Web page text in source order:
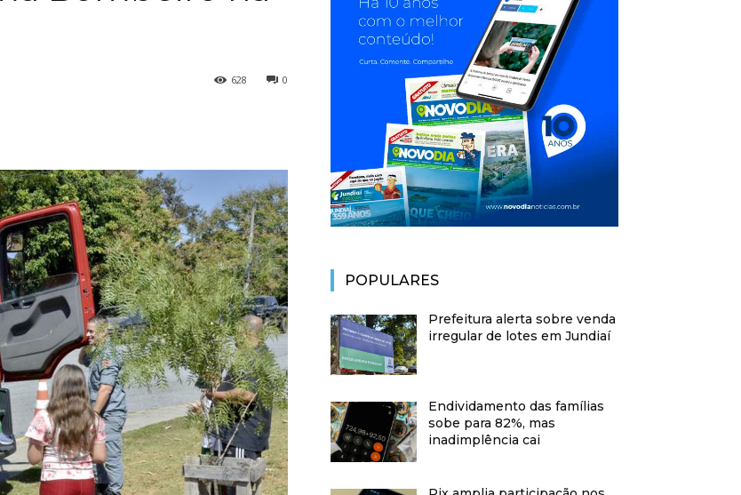
0
628
POPULARES
Prefeitura alerta sobre venda
irregular de lotes em Jundiaí
Endividamento das famílias
sobe para 82%, mas
inadimplência cai